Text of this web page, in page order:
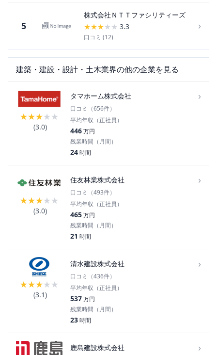
5
株式会社ＮＴＴファシリティーズ
★★★★ ★ 3.3
口コミ (12)
›
建築・建設・設計・土木業界の他の企業を見る
★★★★★
(3.0)
タマホーム株式会社 ›
口コミ（656件）
平均年収（正社員）
446万円
残業時間（月間）
24時間
★★★★★
(3.0)
住友林業株式会社 ›
口コミ（493件）
平均年収（正社員）
465万円
残業時間（月間）
21 時間
★★★★★
(3.1)
清水建設株式会社 ›
口コミ（436件）
平均年収（正社員）
537万円
残業時間（月間）
23時間
鹿島建設株式会社 ›